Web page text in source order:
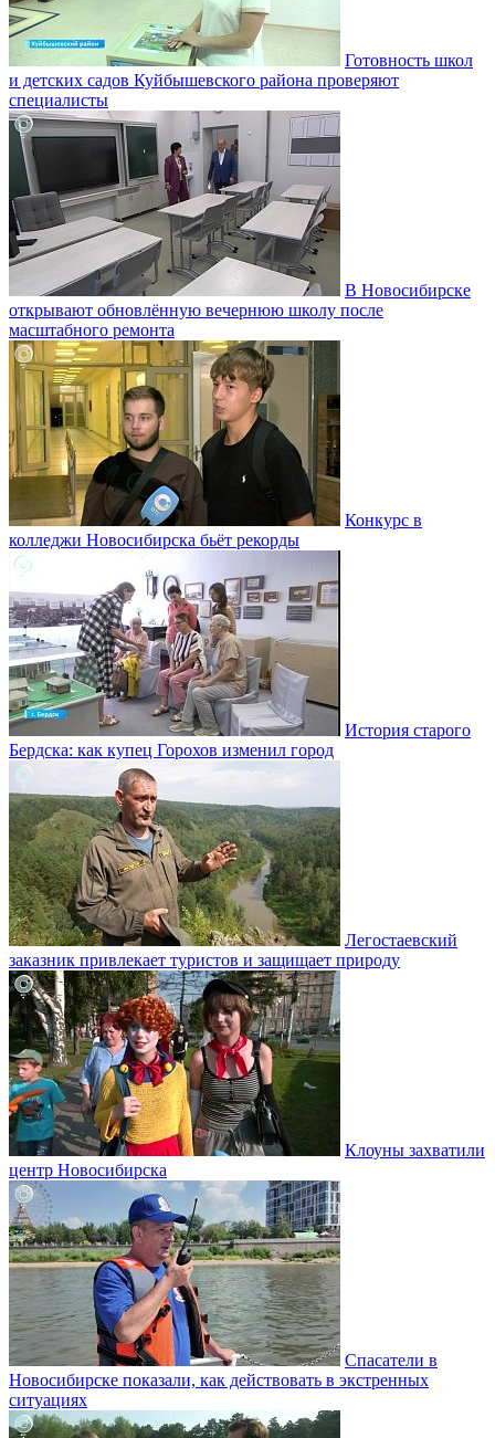
Готовность школ
и детских садов Куйбышевского района проверяют
специалисты
В Новосибирске
открывают обновлённую вечернюю школу после
масштабного ремонта
Конкурс в
колледжи Новосибирска бьёт рекорды
История старого
Бердска: как купец Горохов изменил город
Легостаевский
заказник привлекает туристов и защищает природу
Клоуны захватили
центр Новосибирска
Спасатели в
Новосибирске показали, как действовать в экстренных
ситуациях